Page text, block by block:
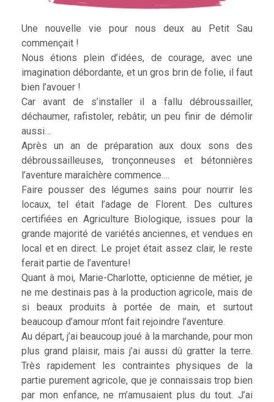
Une nouvelle vie pour nous deux au Petit Sau
commençait !
Nous étions plein d’idées, de courage, avec une
imagination débordante, et un gros brin de folie, il faut
bien l’avouer !
Car avant de s’installer il a fallu débroussailler,
déchaumer, rafistoler, rebâtir, un peu finir de démolir
aussi…
Après un an de préparation aux doux sons des
débroussailleuses, tronçonneuses et bétonnières
l’aventure maraîchère commence….
Faire pousser des légumes sains pour nourrir les
locaux, tel était l’adage de Florent. Des cultures
certifiées en Agriculture Biologique, issues pour la
grande majorité de variétés anciennes, et vendues en
local et en direct. Le projet était assez clair, le reste
ferait partie de l’aventure!
Quant à moi, Marie-Charlotte, opticienne de métier, je
ne me destinais pas à la production agricole, mais de
si beaux produits à portée de main, et surtout
beaucoup d’amour m’ont fait rejoindre l’aventure.
Au départ, j’ai beaucoup joué à la marchande, pour mon
plus grand plaisir, mais j’ai aussi dû gratter la terre.
Très rapidement les contraintes physiques de la
partie purement agricole, que je connaissais trop bien
par mon enfance, ne m’amusaient plus du tout. J’ai